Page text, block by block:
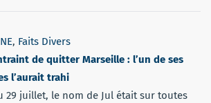
, Faits Divers
de quitter Marseille : l’un de ses
l’aurait trahi
29 juillet, le nom de Jul était sur toutes